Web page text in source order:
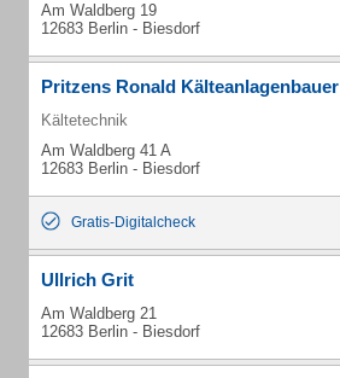
Am Waldberg 19
12683 Berlin - Biesdorf
Pritzens Ronald Kälteanlagenbauer
Kältetechnik
Am Waldberg 41 A
12683 Berlin - Biesdorf
Gratis-Digitalcheck
Ullrich Grit
Am Waldberg 21
12683 Berlin - Biesdorf